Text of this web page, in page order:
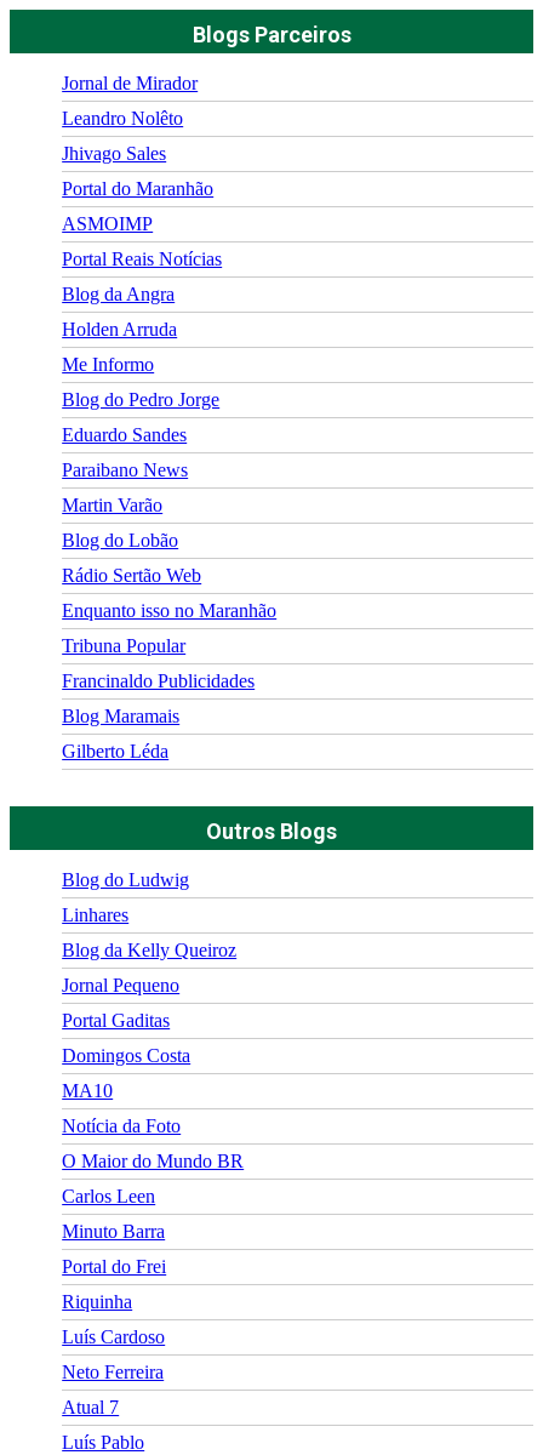
Blogs Parceiros
Jornal de Mirador
Leandro Nolêto
Jhivago Sales
Portal do Maranhão
ASMOIMP
Portal Reais Notí­cias
Blog da Angra
Holden Arruda
Me Informo
Blog do Pedro Jorge
Eduardo Sandes
Paraibano News
Martin Varão
Blog do Lobão
Rádio Sertão Web
Enquanto isso no Maranhão
Tribuna Popular
Francinaldo Publicidades
Blog Maramais
Gilberto Léda
Outros Blogs
Blog do Ludwig
Linhares
Blog da Kelly Queiroz
Jornal Pequeno
Portal Gaditas
Domingos Costa
MA10
Notícia da Foto
O Maior do Mundo BR
Carlos Leen
Minuto Barra
Portal do Frei
Riquinha
Luís Cardoso
Neto Ferreira
Atual 7
Luís Pablo